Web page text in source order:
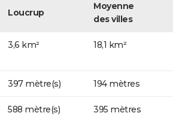
Loucrup
Moyenne
des villes
3,6 km² 18,1 km²
397 mètre(s) 194 mètres
588 mètre(s) 395 mètres